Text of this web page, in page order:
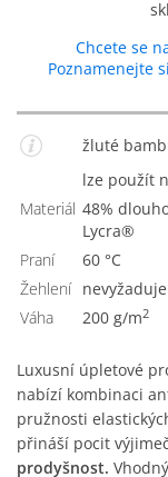
Chcete se
Poznamenejte
žluté
lze použít
Materiál 48% dlouhovlákná česaná bavlna 48% bambus 4%
Lycra®
Praní
60 °C
Žehlení
Váha
200 g/m2
Luxusní úpletové
nabízí kombinaci
pružnosti
přináší pocit
prodyšnost.